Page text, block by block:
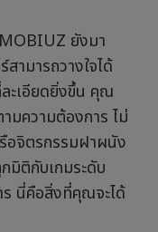
ยังมา
ามารถวางใจได้
ะเอียดยิ่งขึ้น คุณ
มความต้องการ ไม่
อจิตรกรรมฝาผนัง
มิติกับเกมระดับ
นี่คือสิ่งที่คุณจะได้